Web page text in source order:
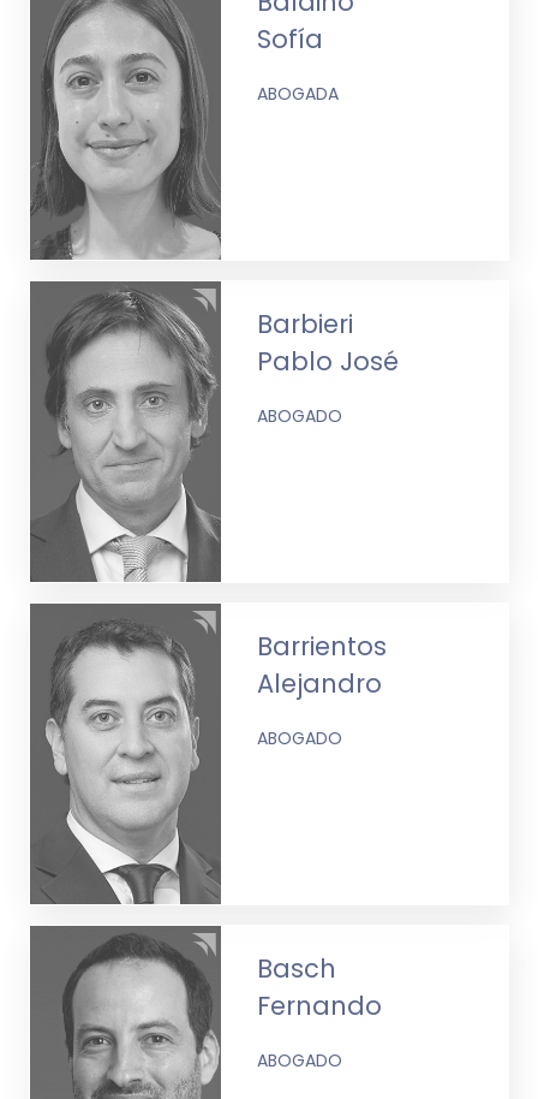
Sofía
ABOGADA
Barbieri
Pablo José
ABOGADO
Barrientos
Alejandro
ABOGADO
Basch
Fernando
ABOGADO